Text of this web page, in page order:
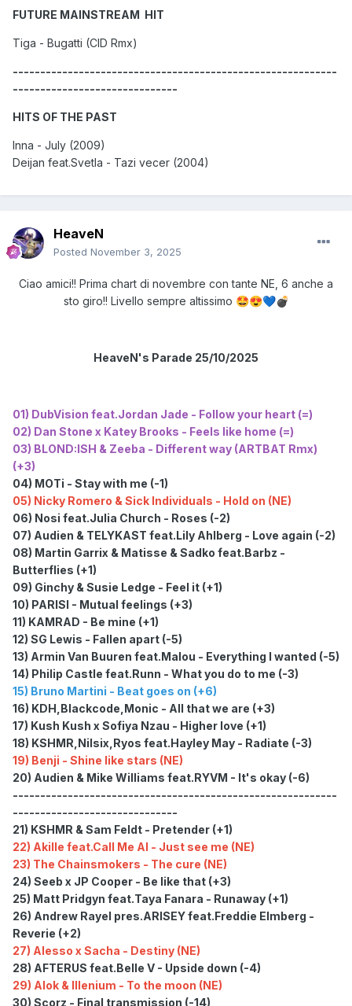
FUTURE MAINSTREAM HIT
Tiga - Bugatti (CID Rmx)
-----------------------------------------------------------
------------------------------
HITS OF THE PAST
Inna - July (2009)
Deijan feat.Svetla - Tazi vecer (2004)
HeaveN
Posted November 3, 2025
Ciao amici!! Prima chart di novembre con tante NE, 6 anche a
sto giro!! Livello sempre altissimo 🤩😍💙💣
HeaveN's Parade 25/10/2025
01) DubVision feat.Jordan Jade - Follow your heart (=)
02) Dan Stone x Katey Brooks - Feels like home (=)
03) BLOND:ISH & Zeeba - Different way (ARTBAT Rmx)
(+3)
04) MOTi - Stay with me (-1)
05) Nicky Romero & Sick Individuals - Hold on (NE)
06) Nosi feat.Julia Church - Roses (-2)
07) Audien & TELYKAST feat.Lily Ahlberg - Love again (-2)
08) Martin Garrix & Matisse & Sadko feat.Barbz -
Butterflies (+1)
09) Ginchy & Susie Ledge - Feel it (+1)
10) PARISI - Mutual feelings (+3)
11) KAMRAD - Be mine (+1)
12) SG Lewis - Fallen apart (-5)
13) Armin Van Buuren feat.Malou - Everything I wanted (-5)
14) Philip Castle feat.Runn - What you do to me (-3)
15) Bruno Martini - Beat goes on (+6)
16) KDH,Blackcode,Monic - All that we are (+3)
17) Kush Kush x Sofiya Nzau - Higher love (+1)
18) KSHMR,Nilsix,Ryos feat.Hayley May - Radiate (-3)
19) Benji - Shine like stars (NE)
20) Audien & Mike Williams feat.RYVM - It's okay (-6)
-----------------------------------------------------------
------------------------------
21) KSHMR & Sam Feldt - Pretender (+1)
22) Akille feat.Call Me Al - Just see me (NE)
23) The Chainsmokers - The cure (NE)
24) Seeb x JP Cooper - Be like that (+3)
25) Matt Pridgyn feat.Taya Fanara - Runaway (+1)
26) Andrew Rayel pres.ARISEY feat.Freddie Elmberg -
Reverie (+2)
27) Alesso x Sacha - Destiny (NE)
28) AFTERUS feat.Belle V - Upside down (-4)
29) Alok & Illenium - To the moon (NE)
30) Scorz - Final transmission (-14)